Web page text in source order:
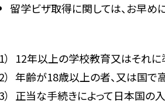
留学ビザ取得に関しては、お早め
12年以上の学校教育又はそれに
年齢が18歳以上の者、又は国で
正当な手続きによって日本国の